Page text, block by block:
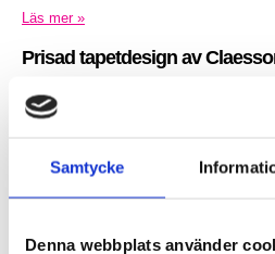
Samtycke
Denna webbplats använder
Läs mer »
Prisad tapetdesign av